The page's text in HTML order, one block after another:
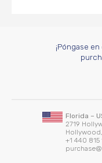
¡Póngase
Florida –
2719
+1 440 815